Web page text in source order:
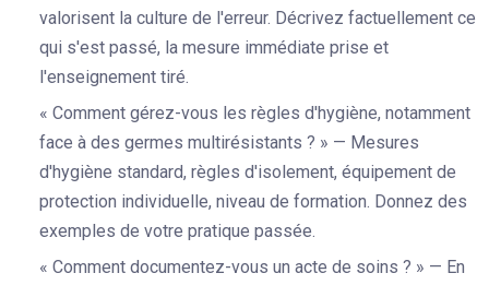
valorisent la culture de l'erreur. Décrivez factuellement ce
qui s'est passé, la mesure immédiate prise et
l'enseignement tiré.
« Comment gérez-vous les règles d'hygiène, notamment
face à des germes multirésistants ? » — Mesures
d'hygiène standard, règles d'isolement, équipement de
protection individuelle, niveau de formation. Donnez des
exemples de votre pratique passée.
« Comment documentez-vous un acte de soins ? » — En